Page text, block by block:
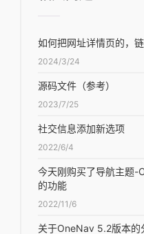
如何把网址详情页的，
2024/3/24
源码文件（参考）
2023/7/25
社交信息添加新选项
2022/6/4
今天刚购买了导航主题-
的功能
2022/11/6
关于OneNav 5.2版本的